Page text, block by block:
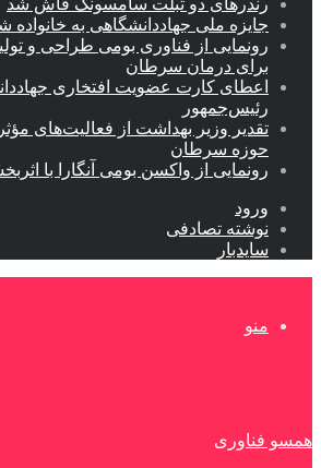
رندرهای دو تبلت سامسونگ فاش شد
جایزه ملی جهاددانشگاهی به خانواده
رونمایی از فناوری بومی طراحی و
برای درمان سرطان
اعطای کارت عضویت افتخاری
رئیس‌جمهور
تقدیر وزیر بهداشت از فعالیت‌های
حوزه سرطان
رونمایی از واکسن بومی آنگارا با اثربخشی
ورود
نوشته تصادفی
سایدبار
منو
همسو فناوری